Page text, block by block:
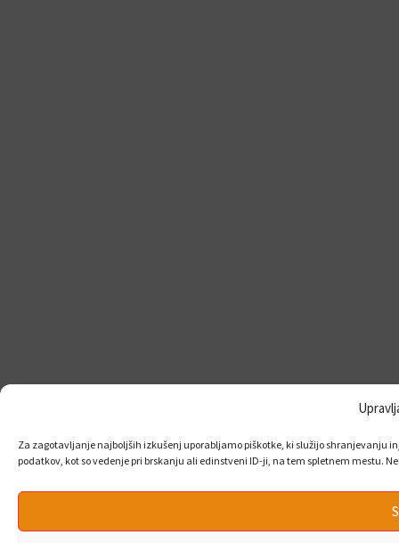
Za zagotavljanje najboljših izkušenj uporabljamo piškotke, ki služijo shranjevanju
podatkov, kot so vedenje pri brskanju ali edinstveni ID-ji, na tem spletnem mestu.